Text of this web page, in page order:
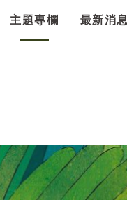
主題專欄 最新消息